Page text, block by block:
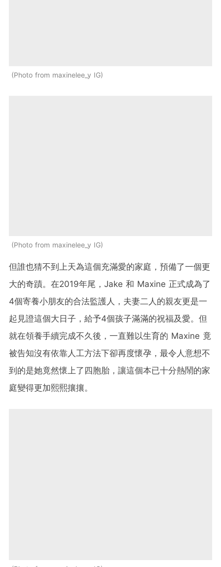
Photo from maxinelee_y IG
Photo from maxinelee_y IG
但誰也猜不到上天為這個充滿愛的家庭，預備了一個更
大的奇蹟。在2019年尾，Jake 和 Maxine 正式成為了
4個寄養小朋友的合法監護人，夫妻二人的親友更是一
起見證這個大日子，給予4個孩子滿滿的祝福及愛。但
就在領養手續完成不久後， 一直難以生育的 Maxine 竟
被告知沒有依靠人工方法下卻再度懷孕 ，最令人意想不
到的是她竟然懷上了四胞胎，讓這個本已十分熱鬧的家
庭變得更加熙熙攘攘。